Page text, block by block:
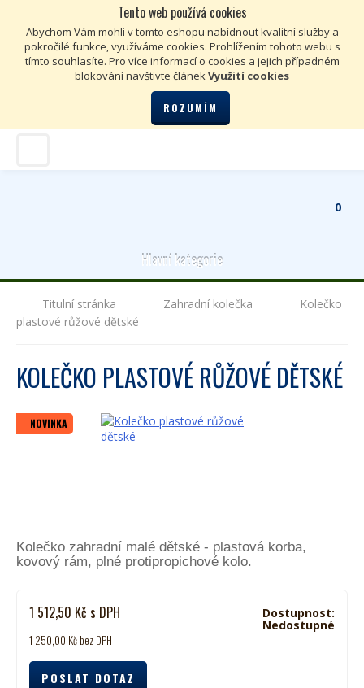
Tento web používá cookies
Abychom Vám mohli v tomto eshopu nabídnout kvalitní služby a
pokročilé funkce, využíváme cookies. Prohlížením tohoto webu s
tímto souhlasíte. Pro více informací o cookies a jejich případném
blokování navštivte článekVyužití cookies
ROZUMÍM
€
0
Hlavní kategorie
Titulní stránka Zahradní kolečka
Kolečko
plastové růžové dětské
KOLEČKO PLASTOVÉ RŮŽOVÉ DĚTSKÉ
NOVINKA
Kolečko zahradní malé dětské - plastová korba,
kovový rám, plné protipropichové kolo.
Dostupnost:
Nedostupné
1 512,50 Kč s DPH
1 250,00 Kč bez DPH
POSLAT DOTAZ